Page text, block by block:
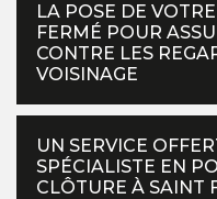
LA POSE DE
FERMÉ POUR
CONTRE LES
VOISINAGE
UN SERVICE
SPÉCIALISTE EN
CLÔTURE À SAINT